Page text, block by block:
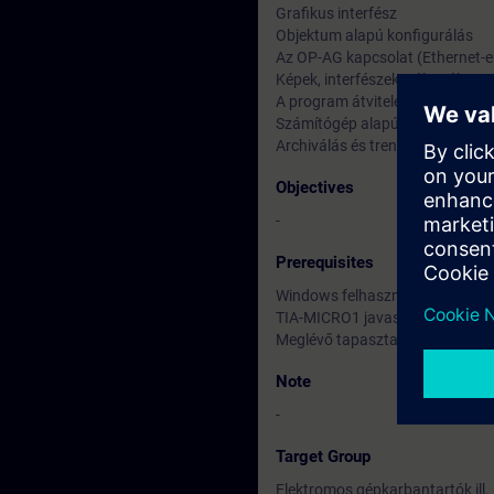
Grafikus interfész
Objektum alapú konfigurálás
Az OP-AG kapcsolat (Ethernet-
Képek, interfészek, változók
A program átvitele a panelre
Számítógép alapú megjelenítés
Archiválás és trendgörbék
Objectives
-
Prerequisites
Windows felhasználói
TIA-MICRO1 javasolt
Meglévő tapasztalat HMI-kel
Note
-
Target Group
Elektromos gépkarbantartók